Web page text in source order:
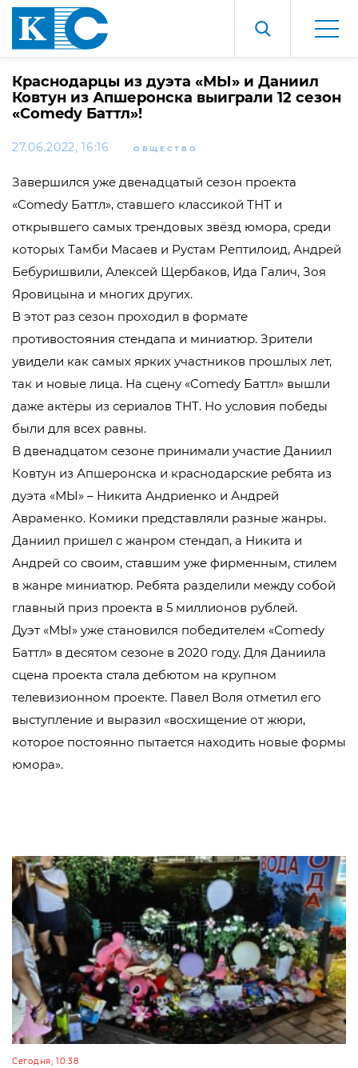
Краснодарцы из дуэта «МЫ» и Даниил
Ковтун из Апшеронска выиграли 12 сезон
«Comedy Баттл»!
27.06.2022, 16:16 ОБЩЕСТВО
Завершился уже двенадцатый сезон проекта
«Comedy Баттл», ставшего классикой ТНТ и
открывшего самых трендовых звёзд юмора, среди
которых Тамби Масаев и Рустам Рептилоид, Андрей
Бебуришвили, Алексей Щербаков, Ида Галич, Зоя
Яровицына и многих других.
В этот раз сезон проходил в формате
противостояния стендапа и миниатюр. Зрители
увидели как самых ярких участников прошлых лет,
так и новые лица. На сцену «Comedy Баттл» вышли
даже актёры из сериалов ТНТ. Но условия победы
были для всех равны.
В двенадцатом сезоне принимали участие Даниил
Ковтун из Апшеронска и краснодарские ребята из
дуэта «МЫ» – Никита Андриенко и Андрей
Авраменко. Комики представляли разные жанры.
Даниил пришел с жанром стендап, а Никита и
Андрей со своим, ставшим уже фирменным, стилем
в жанре миниатюр. Ребята разделили между собой
главный приз проекта в 5 миллионов рублей.
Дуэт «МЫ» уже становился победителем «Сomedy
Баттл» в десятом сезоне в 2020 году. Для Даниила
сцена проекта стала дебютом на крупном
телевизионном проекте. Павел Воля отметил его
выступление и выразил «восхищение от жюри,
которое постоянно пытается находить новые формы
юмора».
Сегодня, 10:38